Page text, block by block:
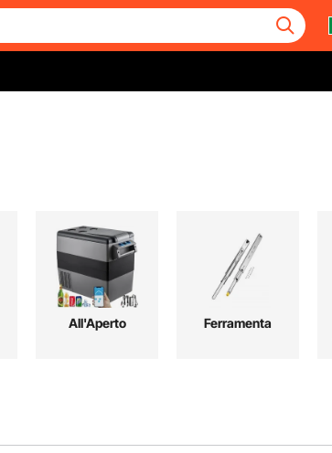
All'Aperto Ferramenta